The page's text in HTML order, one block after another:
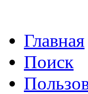
Главная
Поиск